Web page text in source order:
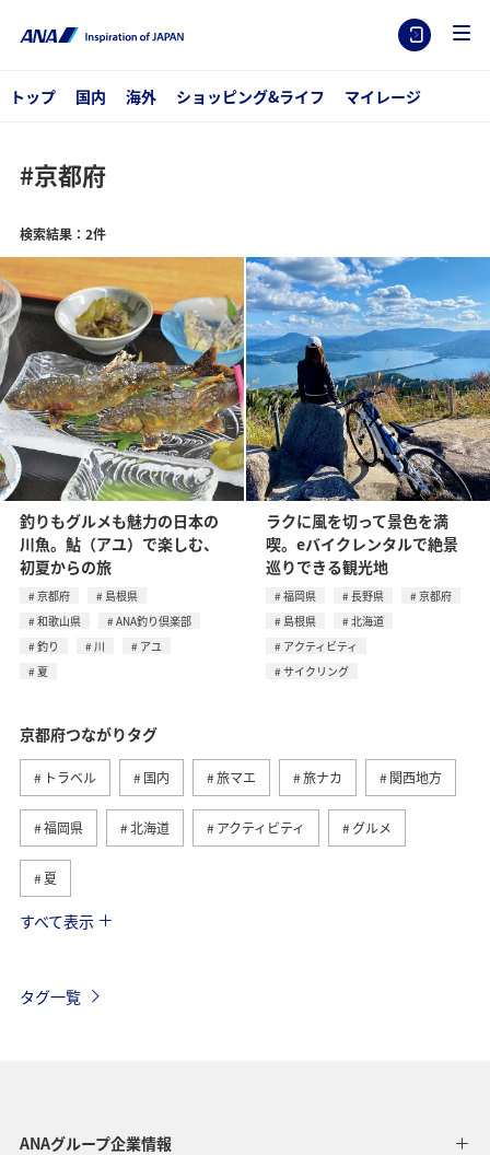
トップ 国内 海外 ショッピング&ライフ マイレージ
#京都府
検索結果：2件
釣りもグルメも魅力の日本の
川魚。鮎（アユ）で楽しむ、
初夏からの旅
京都府
島根県
和歌山県
ANA釣り倶楽部
釣り
川
アユ
夏
ラクに風を切って景色を満
喫。eバイクレンタルで絶景
巡りできる観光地
福岡県 長野県
京都府
島根県
北海道
アクティビティ
サイクリング
京都府つながりタグ
トラベル 国内 旅マエ 旅ナカ 関西地方
福岡県 北海道 アクティビティ グルメ
夏
ANA釣り倶楽部
すべて表示
タグ一覧
ANAグループ企業情報